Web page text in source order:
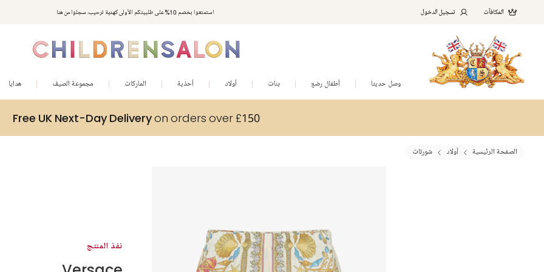
استمتعوا بخصم 10% على طلبيتكم الأولى كهدية ترحيب. سجلوا من هنا المكافآت تسجيل الدخول
وصل حديثا أطفال رضع بنات أولاد أحذية الماركات مجموعة الصيف هدايا
Free UK Next-Day Deliveryon orders over £150
الصفحة الرئيسية أولاد شورتات
نفذ المنتج